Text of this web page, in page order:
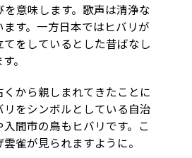
を意味します。歌声は清浄な
す。一方日本ではヒバリが
をしているとした昔ばなし
。
くから親しまれてきたことに
リをシンボルとしている自治
間市の鳥もヒバリです。こ
雀が見られますように。